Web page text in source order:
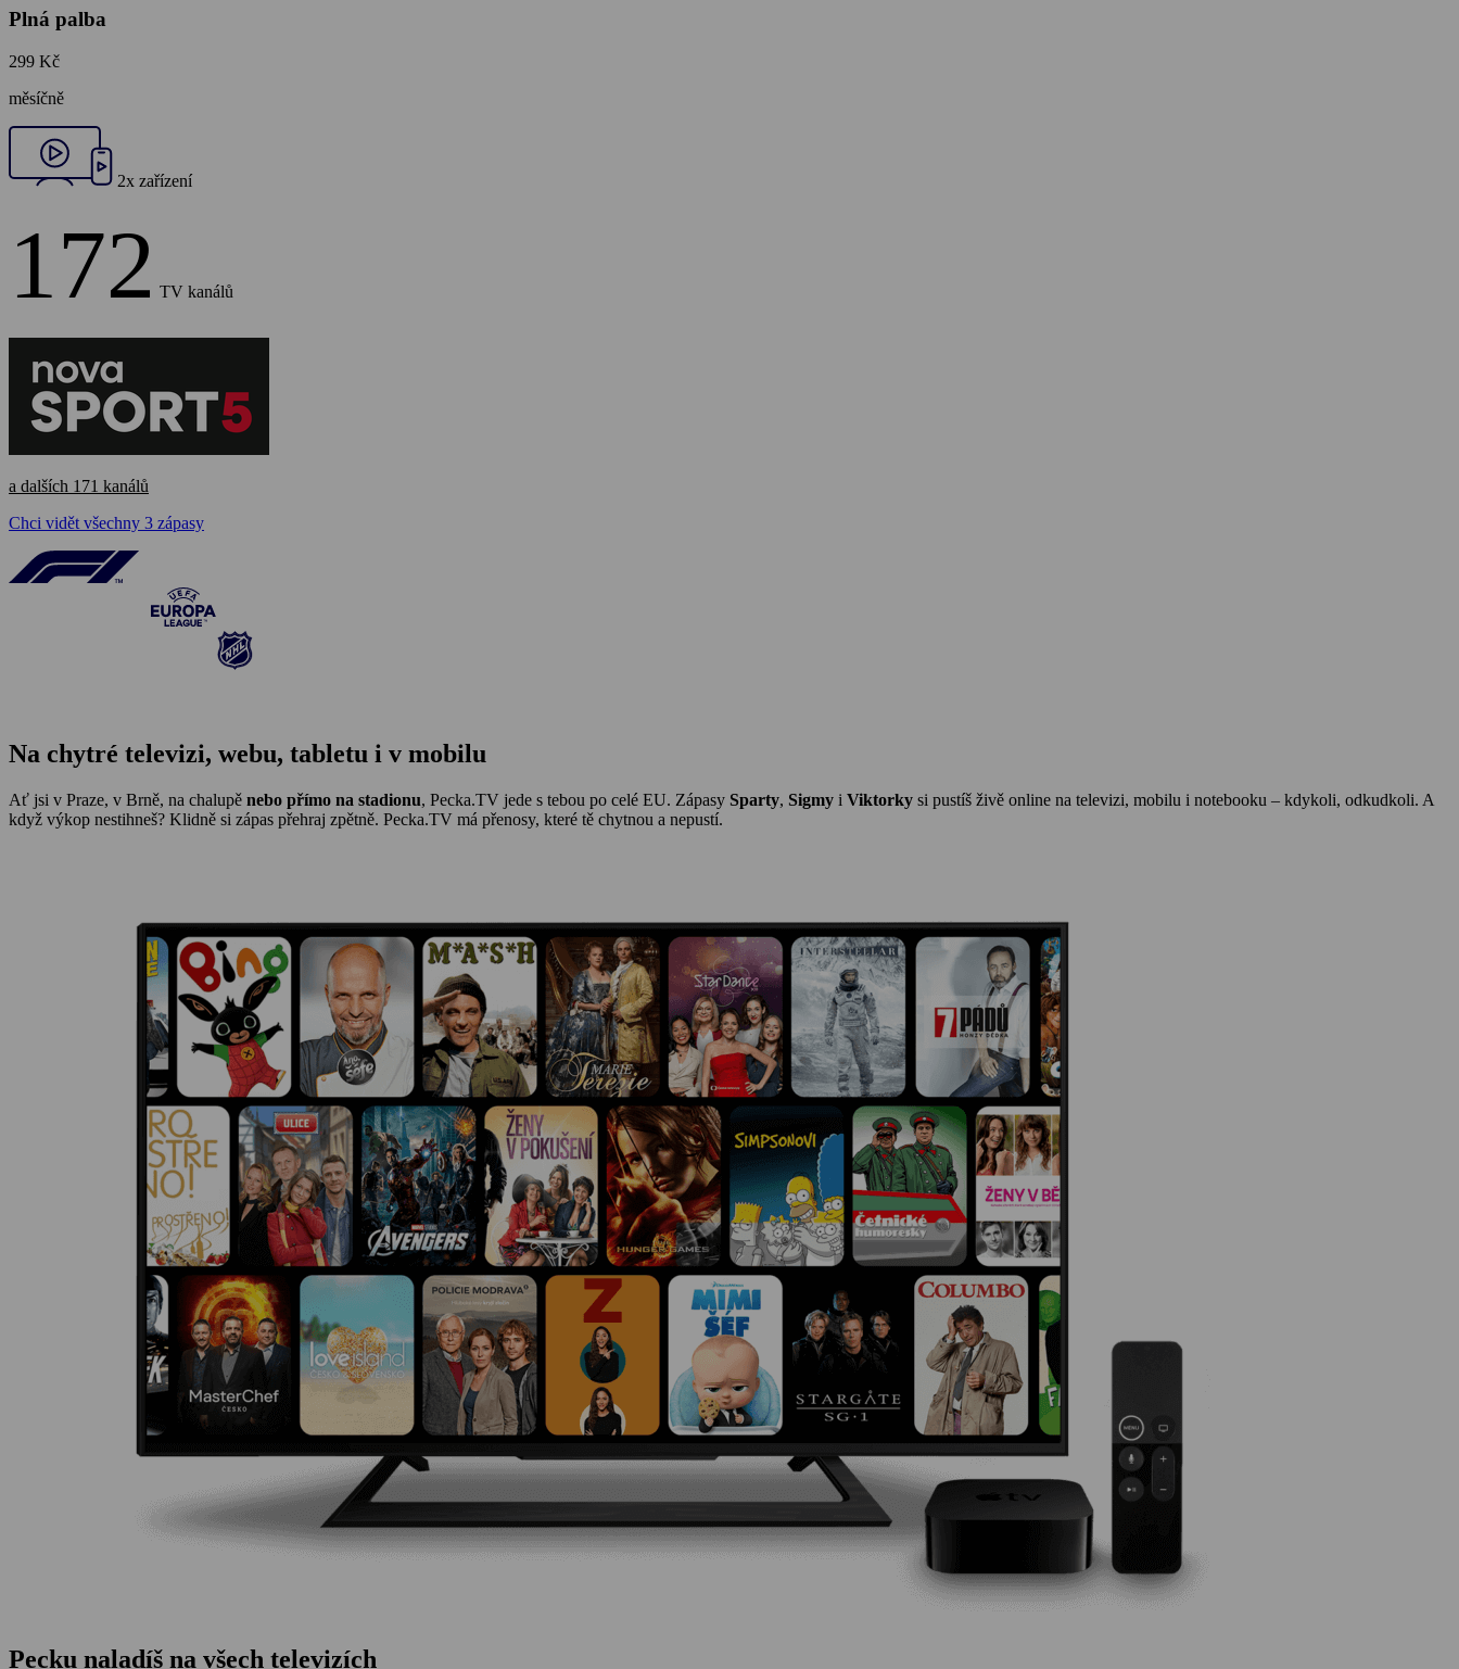
Plná palba
299 Kč
měsíčně
2x zařízení
172 TV kanálů
a dalších 171 kanálů
Chci vidět všechny 3 zápasy
Na chytré televizi, webu, tabletu i v mobilu
Ať jsi v Praze, v Brně, na chalupě nebo přímo na stadionu, Pecka.TV jede s tebou po celé EU. Zápasy Sparty, Sigmy i Viktorky si pustíš živě online na televizi, mobilu i notebooku – kdykoli, odkudkoli. A
když výkop nestihneš? Klidně si zápas přehraj zpětně. Pecka.TV má přenosy, které tě chytnou a nepustí.
Pecku naladíš na všech televizích